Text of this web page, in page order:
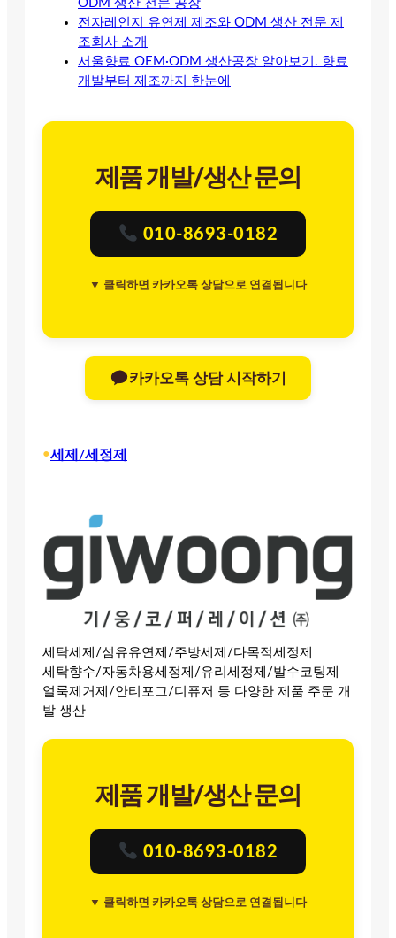
ODM 생산 전문 공장
전자레인지 유연제 제조와 ODM 생산 전문 제
조회사 소개
서울향료 OEM·ODM 생산공장 알아보기. 향료
개발부터 제조까지 한눈에
제품 개발/생산 문의
010-8693-0182
▼ 클릭하면 카카오톡 상담으로 연결됩니다
카카오톡 상담 시작하기
•세제/세정제
세탁세제/섬유유연제/주방세제/다목적세정제
세탁향수/자동차용세정제/유리세정제/발수코팅제
얼룩제거제/안티포그/디퓨저 등 다양한 제품 주문 개
발 생산
제품 개발/생산 문의
010-8693-0182
▼ 클릭하면 카카오톡 상담으로 연결됩니다